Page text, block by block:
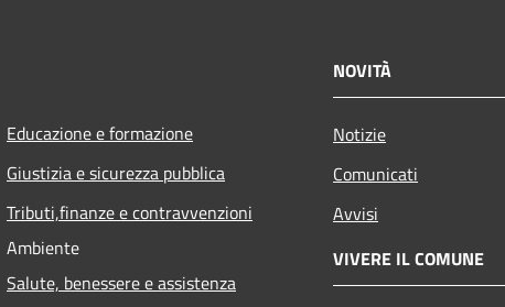
Educazione e formazione
Giustizia e sicurezza pubblica
Tributi,finanze e contravvenzioni
Ambiente
Salute, benessere e assistenza
NOVITÀ
Notizie
Comunicati
Avvisi
VIVERE IL COMUNE